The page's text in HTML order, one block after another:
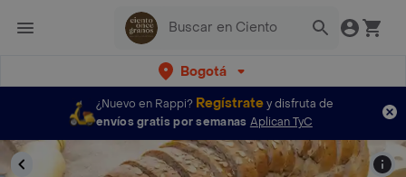
Bogotá
¿Nuevo en Rappi? Regístratey disfruta de
envíos gratis por semanas Aplican TyC